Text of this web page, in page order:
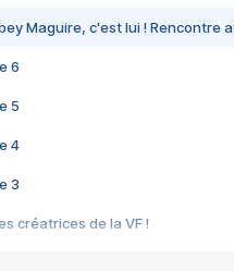
Maguire, c'est lui ! Rencontre
6
5
4
3
créatrices de la VF !